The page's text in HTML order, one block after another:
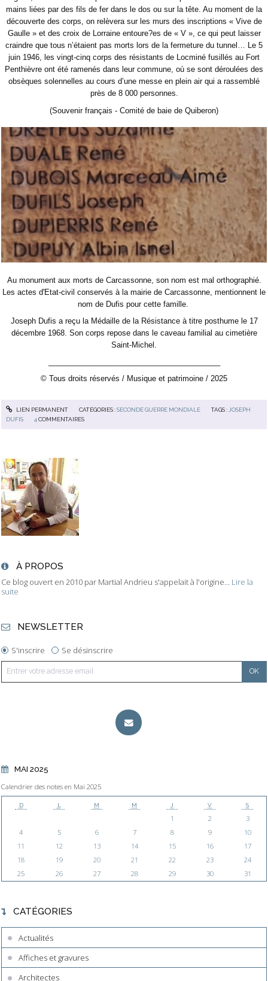
À PROPOS
Ce blog ouvert en 2010 par Martial Andrieu s'appelait à l'origine... Lire la
suite
NEWSLETTER
S'inscrire Se désinscrire
MAI 2025
Calendrier des notes en Mai 2025
D L M M J V S
1 2
3
4
5 6 7 8 9
10
11
12 13 14 15 16
17
18
19 20 21 22 23
24
25
26 27 28 29 30 31
CATÉGORIES
Actualités
Affiches et gravures
Architectes
mains liées par des fils de fer dans le dos ou sur la tête. Au moment de la
découverte des corps, on relèvera sur les murs des inscriptions « Vive de
Gaulle » et des croix de Lorraine entoure?es de « V », ce qui peut laisser
craindre que tous n’étaient pas morts lors de la fermeture du tunnel… Le 5
juin 1946, les vingt-cinq corps des résistants de Locminé fusillés au Fort
Penthièvre ont été ramenés dans leur commune, où se sont déroulées des
obsèques solennelles au cours d’une messe en plein air qui a rassemblé
près de 8 000 personnes.
(Souvenir français - Comité de baie de Quiberon)
Au monument aux morts de Carcassonne, son nom est mal orthographié.
Les actes d'Etat-civil conservés à la mairie de Carcassonne, mentionnent le
nom de Dufis pour cette famille.
Joseph Dufis a reçu la Médaille de la Résistance à titre posthume le 17
décembre 1968. Son corps repose dans le caveau familial au cimetière
Saint-Michel.
© Tous droits réservés / Musique et patrimoine / 2025
LIEN PERMANENT CATÉGORIES :SECONDE GUERRE MONDIALE TAGS : JOSEPH
DUFIS
4 COMMENTAIRES